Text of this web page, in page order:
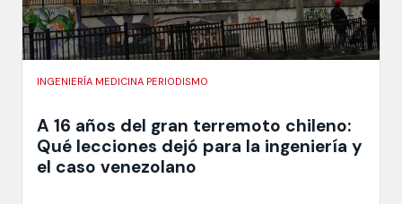
INGENIERÍA MEDICINA PERIODISMO
A 16 años del gran terremoto chileno:
Qué lecciones dejó para la ingeniería y
el caso venezolano